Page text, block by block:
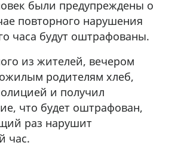
были предупреждены о
повторного нарушения
часа будут оштрафованы.
из жителей, вечером
родителям хлеб,
и получил
что будет оштрафован,
раз нарушит
час.